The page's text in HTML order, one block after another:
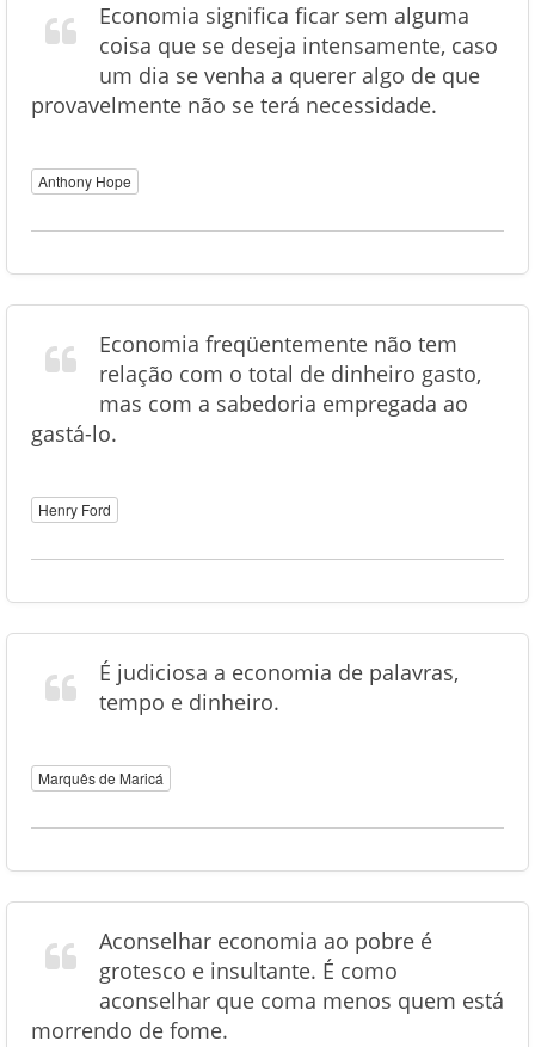
Economia significa ficar sem alguma
coisa que se deseja intensamente, caso
um dia se venha a querer algo de que
provavelmente não se terá necessidade.
Anthony Hope
Economia freqüentemente não tem
relação com o total de dinheiro gasto,
mas com a sabedoria empregada ao
gastá-lo.
Henry Ford
É judiciosa a economia de palavras,
tempo e dinheiro.
Marquês de Maricá
Aconselhar economia ao pobre é
grotesco e insultante. É como
aconselhar que coma menos quem está
morrendo de fome.